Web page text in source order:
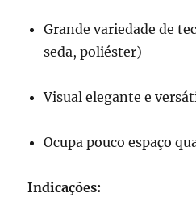
Grande variedade de
seda, poliéster)
Visual elegante e
Ocupa pouco espaço
Indicações: